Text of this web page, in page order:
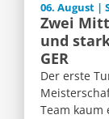
06. August |
Zwei
und
GER
Der erste
Team kaum